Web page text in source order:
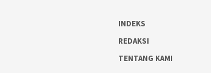
INDEKS
REDAKSI
TENTANG KAMI